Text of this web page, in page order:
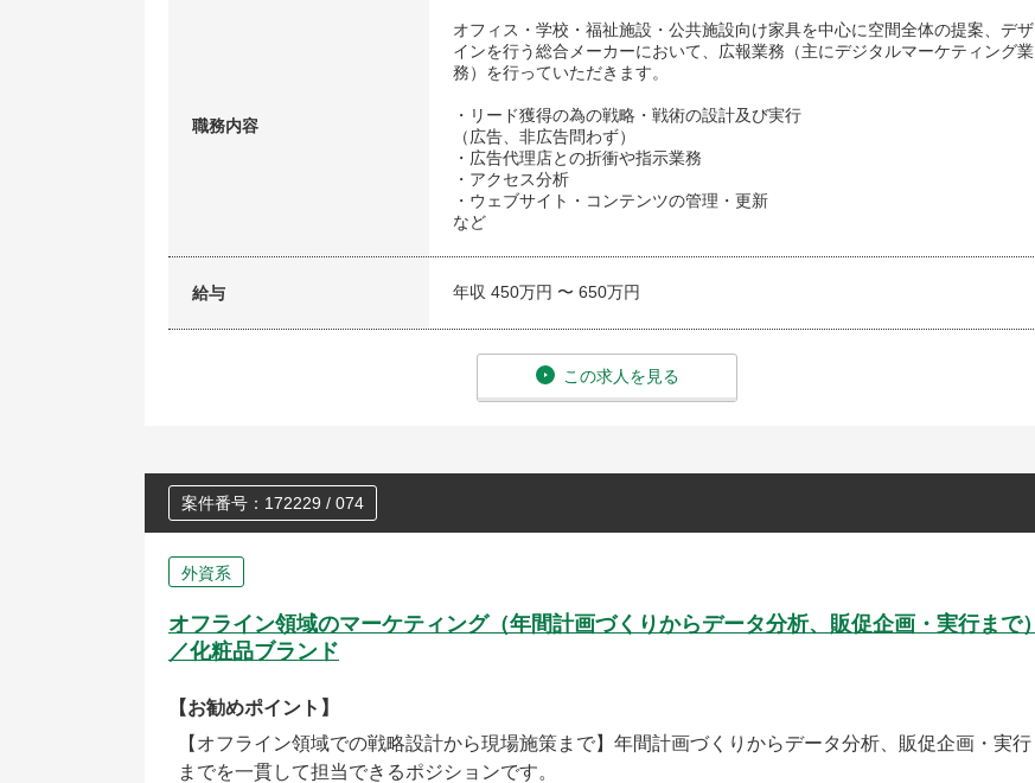
職務内容
オフィス・学校・福祉施設・公共施設向け家具を中心に空間全体の提案、デザ
インを行う総合メーカーにおいて、広報業務（主にデジタルマーケティング業
務）を行っていただきます。
・リード獲得の為の戦略・戦術の設計及び実行
（広告、非広告問わず）
・広告代理店との折衝や指示業務
・アクセス分析
・ウェブサイト・コンテンツの管理・更新
など
給与 年収 450万円 〜 650万円
この求人を見る
案件番号：172229 / 074
外資系
オフライン領域のマーケティング（年間計画づくりからデータ分析、販促企画・実行まで）
／化粧品ブランド
【お勧めポイント】
【オフライン領域での戦略設計から現場施策まで】年間計画づくりからデータ分析、販促企画・実行
までを一貫して担当できるポジションです。